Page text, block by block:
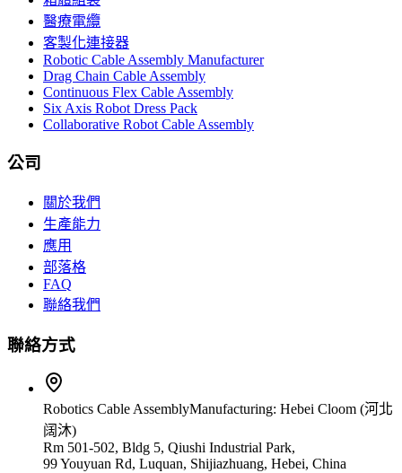
醫療電纜
客製化連接器
Robotic Cable Assembly Manufacturer
Drag Chain Cable Assembly
Continuous Flex Cable Assembly
Six Axis Robot Dress Pack
Collaborative Robot Cable Assembly
公司
關於我們
生產能力
應用
部落格
FAQ
聯絡我們
聯絡方式
Robotics Cable AssemblyManufacturing: Hebei Cloom (河北
阔沐)
Rm 501-502, Bldg 5, Qiushi Industrial Park,
99 Youyuan Rd, Luquan, Shijiazhuang, Hebei, China